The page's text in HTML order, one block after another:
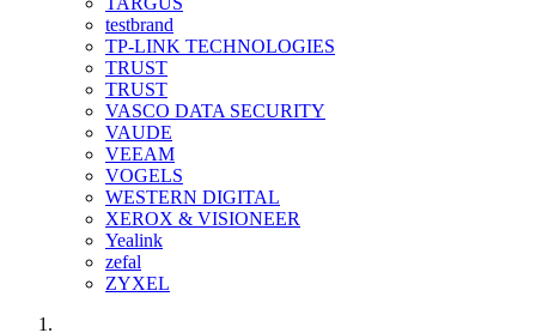
testbrand
TP-LINK TECHNOLOGIES
TRUST
TRUST
VASCO DATA SECURITY
VAUDE
VEEAM
VOGELS
WESTERN DIGITAL
XEROX & VISIONEER
Yealink
zefal
ZYXEL